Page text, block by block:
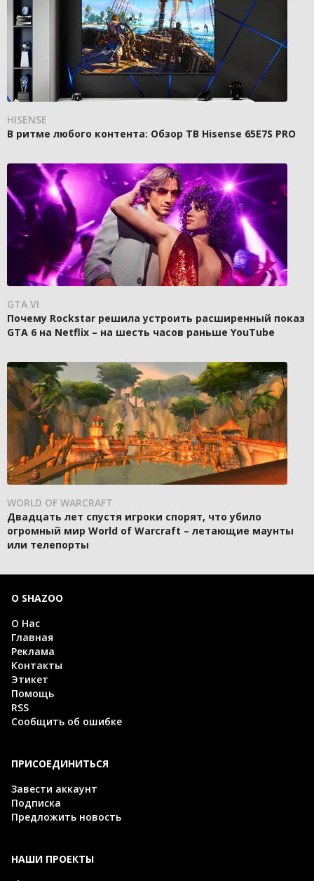
HISENSE
В ритме любого контента: Обзор ТВ Hisense 65E7S PRO
GTA VI
Почему Rockstar решила устроить расширенный показ
GTA 6 на Netflix – на шесть часов раньше YouTube
WORLD OF WARCRAFT
Двадцать лет спустя игроки спорят, что убило
огромный мир World of Warcraft – летающие маунты
или телепорты
О SHAZOO
О Нас
Главная
Реклама
Контакты
Этикет
Помощь
RSS
Сообщить об ошибке
ПРИСОЕДИНИТЬСЯ
Завести аккаунт
Подписка
Предложить новость
НАШИ ПРОЕКТЫ